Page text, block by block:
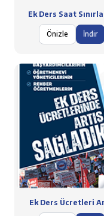
Ek Ders Saat
Önizle İndir
Ek Ders Ücretleri